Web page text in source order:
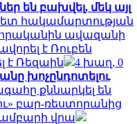
են բախվել, մեկ այլ
հակամարտության
ավազանի
է Ռուբեն
է Ռեզաին
4 խաղ, 0
խոչընդոտելու
քննարկել են
բար-ռեստորանից
վրա